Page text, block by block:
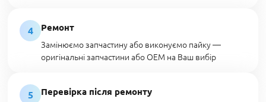
4
Ремонт
Замінюємо запчастину або виконуємо пайку —
оригінальні запчастини або OEM на Ваш вибір
5
Перевірка після ремонту